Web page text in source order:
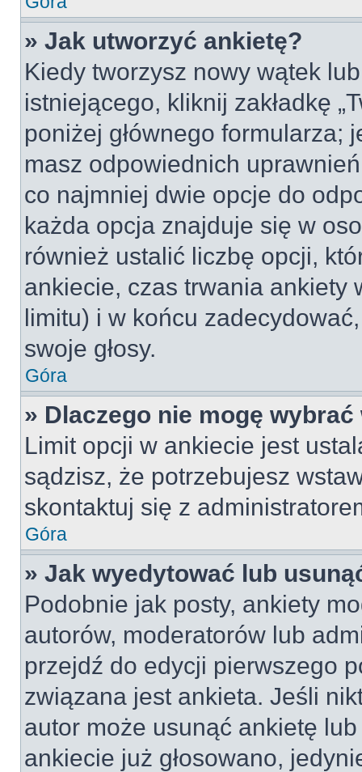
» Jak utworzyć ankietę?
Kiedy tworzysz nowy wątek
istniejącego, kliknij zakładkę
poniżej głównego formularza;
masz odpowiednich
co najmniej dwie opcje do
każda opcja znajduje się w
również ustalić liczbę opcji,
ankiecie, czas trwania ankiety
limitu) i w końcu
swoje głosy.
Góra
» Dlaczego nie mogę
Limit opcji w ankiecie jest
sądzisz, że potrzebujesz
skontaktuj się z
Góra
» Jak wyedytować lub
Podobnie jak posty, ankiety
autorów, moderatorów lub
przejdź do edycji pierwszego
związana jest ankieta. Jeśli
autor może usunąć ankietę
ankiecie już głosowano,